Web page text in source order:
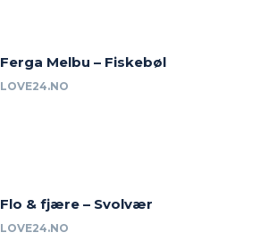
Ferga Melbu – Fiskebøl
LOVE24.NO
Flo & fjære – Svolvær
LOVE24.NO